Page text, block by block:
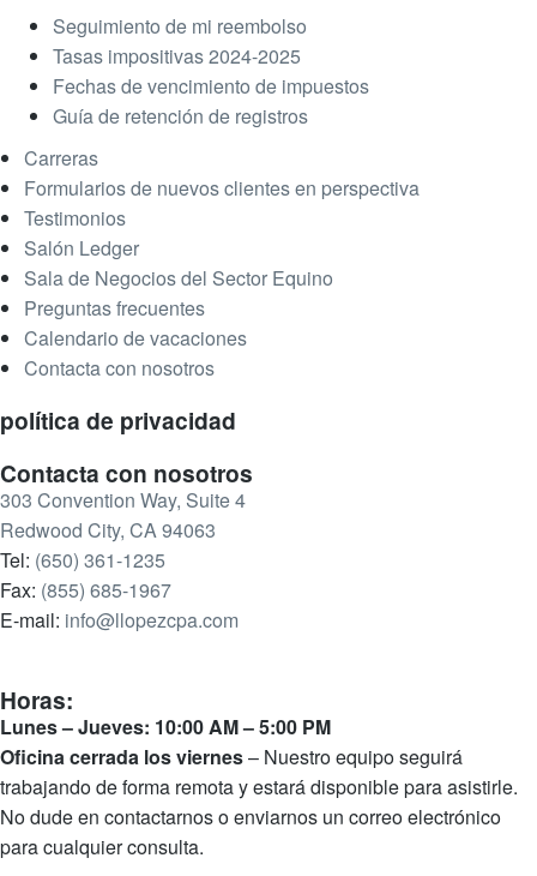
Seguimiento de mi reembolso
Tasas impositivas 2024-2025
Fechas de vencimiento de impuestos
Guía de retención de registros
Carreras
Formularios de nuevos clientes en perspectiva
Testimonios
Salón Ledger
Sala de Negocios del Sector Equino
Preguntas frecuentes
Calendario de vacaciones
Contacta con nosotros
política de privacidad
Contacta con nosotros
303 Convention Way, Suite 4
Redwood City, CA 94063
Tel: (650) 361-1235
Fax: (855) 685-1967
E-mail: info@llopezcpa.com
Horas:
Lunes – Jueves: 10:00 AM – 5:00 PM
Oficina cerrada los viernes– Nuestro equipo seguirá
trabajando de forma remota y estará disponible para asistirle.
No dude en contactarnos o enviarnos un correo electrónico
para cualquier consulta.